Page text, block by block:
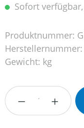
Sofort
Produktnummer:
Herstellernummer:
Gewicht: kg
Produkt